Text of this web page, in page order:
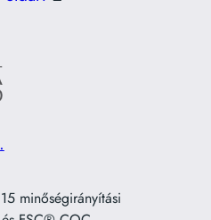
minőségirányítási